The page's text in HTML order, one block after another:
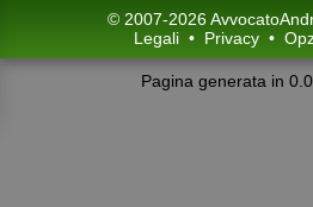
© 2007-2026
Legali • Privacy •
Pagina generata in